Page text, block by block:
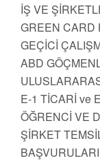
İŞ VE
GREEN CARD
GEÇİCİ
ABD
E-1 TİCARİ ve
ÖĞRENCİ VE
ŞİRKET
BAŞVURULARI